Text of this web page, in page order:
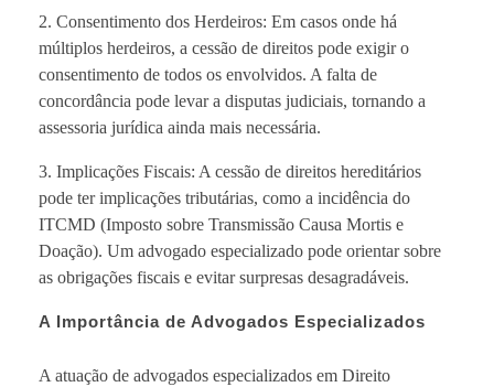
2. Consentimento dos Herdeiros: Em casos onde há
múltiplos herdeiros, a cessão de direitos pode exigir o
consentimento de todos os envolvidos. A falta de
concordância pode levar a disputas judiciais, tornando a
assessoria jurídica ainda mais necessária.
3. Implicações Fiscais: A cessão de direitos hereditários
pode ter implicações tributárias, como a incidência do
ITCMD (Imposto sobre Transmissão Causa Mortis e
Doação). Um advogado especializado pode orientar sobre
as obrigações fiscais e evitar surpresas desagradáveis.
A Importância de Advogados Especializados
A atuação de advogados especializados em Direito